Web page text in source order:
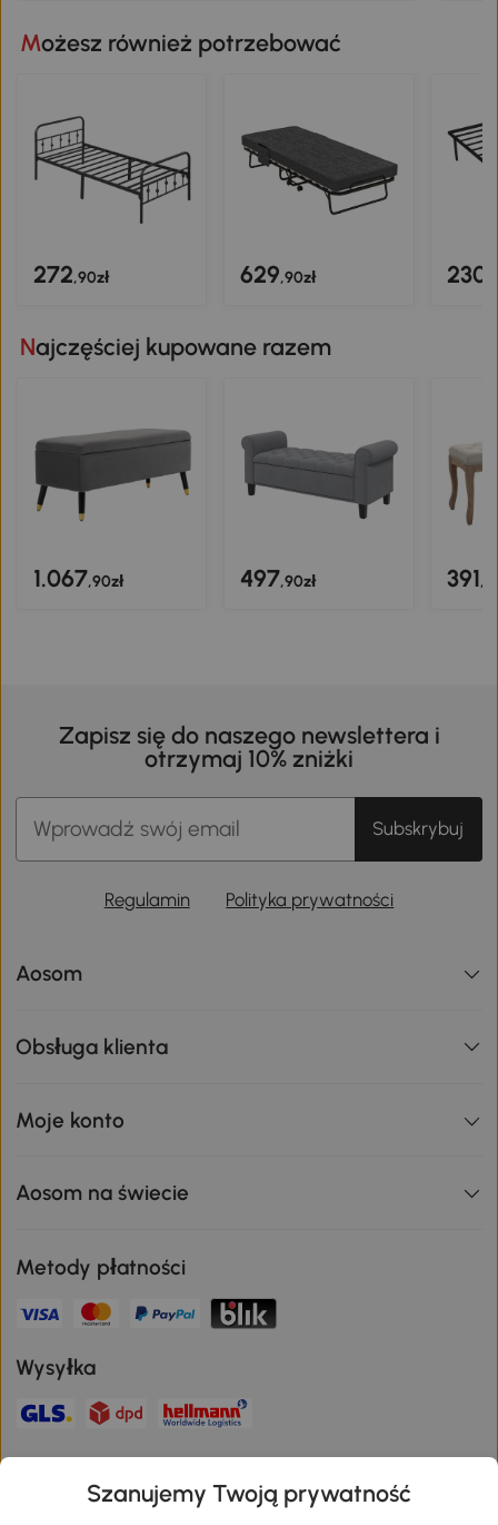
Możesz również potrzebować
272,90zł 629,90zł 230
Najczęściej kupowane razem
1.067,90zł 497,90zł 391
Zapisz się do naszego newslettera i
otrzymaj 10% zniżki
Subskrybuj
Regulamin Polityka prywatności
Aosom
Obsługa klienta
Moje konto
Aosom na świecie
Metody płatności
Wysyłka
Szanujemy Twoją prywatność